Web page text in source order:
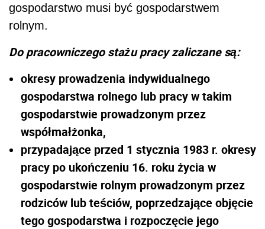
gospodarstwo musi być gospodarstwem
rolnym.
Do pracowniczego stażu pracy zaliczane są:
okresy prowadzenia indywidualnego
gospodarstwa rolnego lub pracy w takim
gospodarstwie prowadzonym przez
współmałżonka,
przypadające przed 1 stycznia 1983 r. okresy
pracy po ukończeniu 16. roku życia w
gospodarstwie rolnym prowadzonym przez
rodziców lub teściów, poprzedzające objęcie
tego gospodarstwa i rozpoczęcie jego